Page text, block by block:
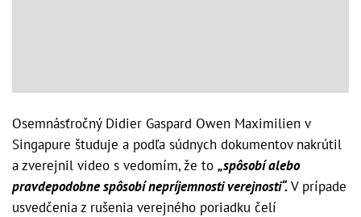
Osemnásťročný Didier Gaspard Owen Maximilien v
Singapure študuje a podľa súdnych dokumentov nakrútil
a zverejnil video s vedomím, že to „spôsobí alebo
pravdepodobne spôsobí nepríjemnosti verejnosti“.V prípade
usvedčenia z rušenia verejného poriadku čelí